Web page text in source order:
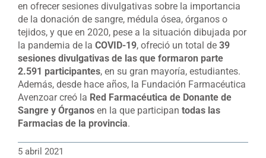
en ofrecer sesiones divulgativas sobre la importancia
de la donación de sangre, médula ósea, órganos o
tejidos, y que en 2020, pese a la situación dibujada por
la pandemia de la COVID-19, ofreció un total de 39
sesiones divulgativas de las que formaron parte
2.591 participantes, en su gran mayoría, estudiantes.
Además, desde hace años, la Fundación Farmacéutica
Avenzoar creó la Red Farmacéutica de Donante de
Sangre y Órganos en la que participan todas las
Farmacias de la provincia.
5 abril 2021